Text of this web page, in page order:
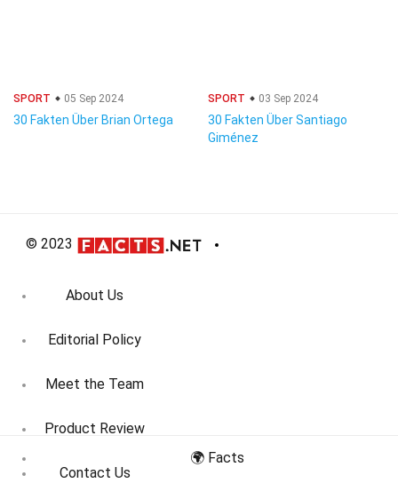
SPORT 05 Sep 2024
30 Fakten Über Brian Ortega
SPORT 03 Sep 2024
30 Fakten Über Santiago
Giménez
© 2023
About Us
Editorial Policy
Meet the Team
Product Review
Contact Us
🌍 Facts